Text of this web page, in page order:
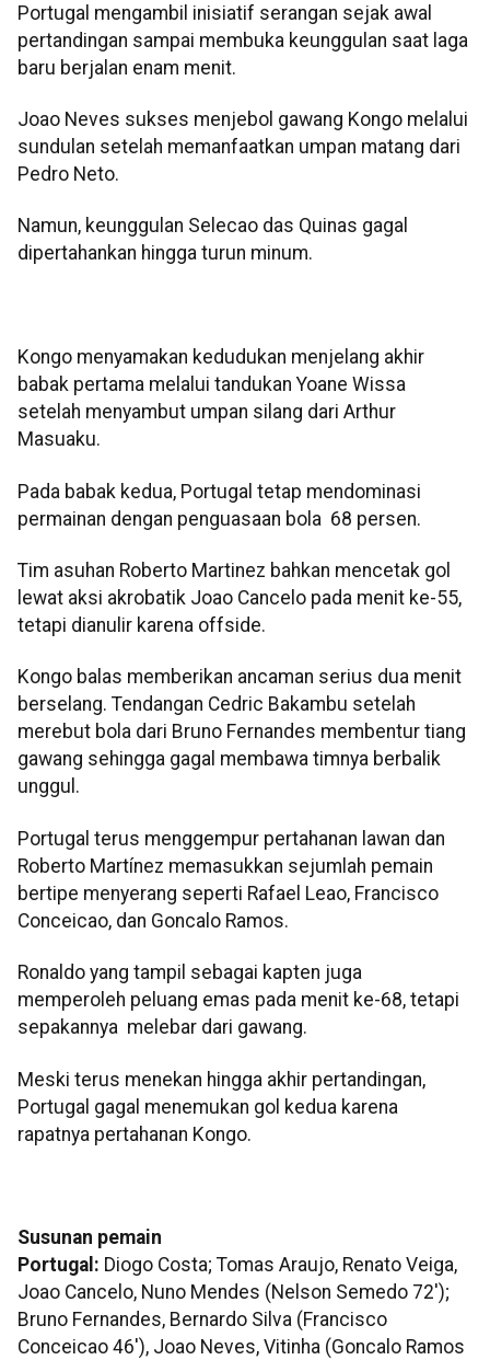
Portugal mengambil inisiatif serangan sejak awal
pertandingan sampai membuka keunggulan saat laga
baru berjalan enam menit.
Joao Neves sukses menjebol gawang Kongo melalui
sundulan setelah memanfaatkan umpan matang dari
Pedro Neto.
Namun, keunggulan Selecao das Quinas gagal
dipertahankan hingga turun minum.
Kongo menyamakan kedudukan menjelang akhir
babak pertama melalui tandukan Yoane Wissa
setelah menyambut umpan silang dari Arthur
Masuaku.
Pada babak kedua, Portugal tetap mendominasi
permainan dengan penguasaan bola 68 persen.
Tim asuhan Roberto Martinez bahkan mencetak gol
lewat aksi akrobatik Joao Cancelo pada menit ke-55,
tetapi dianulir karena offside.
Kongo balas memberikan ancaman serius dua menit
berselang. Tendangan Cedric Bakambu setelah
merebut bola dari Bruno Fernandes membentur tiang
gawang sehingga gagal membawa timnya berbalik
unggul.
Portugal terus menggempur pertahanan lawan dan
Roberto Martínez memasukkan sejumlah pemain
bertipe menyerang seperti Rafael Leao, Francisco
Conceicao, dan Goncalo Ramos.
Ronaldo yang tampil sebagai kapten juga
memperoleh peluang emas pada menit ke-68, tetapi
sepakannya melebar dari gawang.
Meski terus menekan hingga akhir pertandingan,
Portugal gagal menemukan gol kedua karena
rapatnya pertahanan Kongo.
Susunan pemain
Portugal: Diogo Costa; Tomas Araujo, Renato Veiga,
Joao Cancelo, Nuno Mendes (Nelson Semedo 72');
Bruno Fernandes, Bernardo Silva (Francisco
Conceicao 46'), Joao Neves, Vitinha (Goncalo Ramos